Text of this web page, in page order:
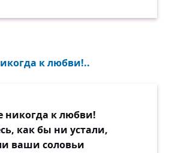
к любви!..
никогда к любви!
как бы ни устали,
ваши соловьи